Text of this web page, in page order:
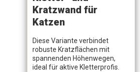
Kratzwand für
Katzen
Diese Variante verbindet
robuste Kratzflächen mit
spannenden Höhenwegen,
ideal für aktive Kletterprofis.